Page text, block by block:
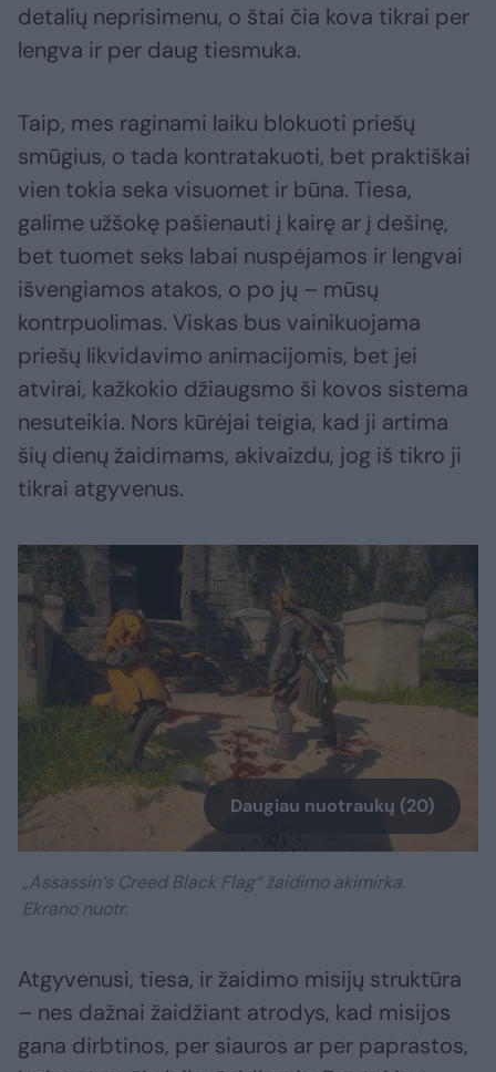
detalių neprisimenu, o štai čia kova tikrai per
lengva ir per daug tiesmuka.
Taip, mes raginami laiku blokuoti priešų
smūgius, o tada kontratakuoti, bet praktiškai
vien tokia seka visuomet ir būna. Tiesa,
galime užšokę pašienauti į kairę ar į dešinę,
bet tuomet seks labai nuspėjamos ir lengvai
išvengiamos atakos, o po jų – mūsų
kontrpuolimas. Viskas bus vainikuojama
priešų likvidavimo animacijomis, bet jei
atvirai, kažkokio džiaugsmo ši kovos sistema
nesuteikia. Nors kūrėjai teigia, kad ji artima
šių dienų žaidimams, akivaizdu, jog iš tikro ji
tikrai atgyvenus.
Daugiau nuotraukų (20)
„Assassin‘s Creed Black Flag“ žaidimo akimirka.
Ekrano nuotr.
Atgyvenusi, tiesa, ir žaidimo misijų struktūra
– nes dažnai žaidžiant atrodys, kad misijos
gana dirbtinos, per siauros ar per paprastos,